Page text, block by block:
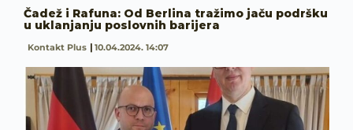
Čadež i Rafuna: Od Berlina tražimo jaču podršku
u uklanjanju poslovnih barijera
Kontakt Plus 10.04.2024. 14:07